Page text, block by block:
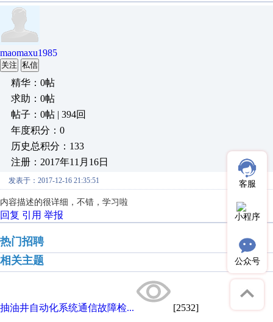
maomaxu1985
关注 私信
精华：0帖
求助：0帖
帖子：0帖 | 394回
年度积分：0
历史总积分：133
注册：2017年11月16日
发表于：2017-12-16 21:35:51
内容描述的很详细，不错，学习啦
回复 引用 举报
热门招聘
相关主题
抽油井自动化系统通信故障检... [2532]
客服
小程序
公众号